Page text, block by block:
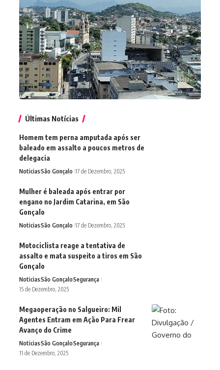
Últimas Notícias
Homem tem perna amputada após ser
baleado em assalto a poucos metros de
delegacia
NoticiasSão Gonçalo 17 de Dezembro, 2025
Mulher é baleada após entrar por
engano no Jardim Catarina, em São
Gonçalo
NoticiasSão Gonçalo 17 de Dezembro, 2025
Motociclista reage a tentativa de
assalto e mata suspeito a tiros em São
Gonçalo
NoticiasSão GonçaloSegurança
15 de Dezembro, 2025
Megaoperação no Salgueiro: Mil
Agentes Entram em Ação Para Frear
Avanço do Crime
NoticiasSão GonçaloSegurança
11 de Dezembro, 2025